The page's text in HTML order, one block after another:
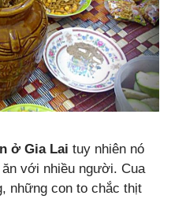
ở Gia Lai tuy nhiên nó
với nhiều người. Cua
những con to chắc thịt